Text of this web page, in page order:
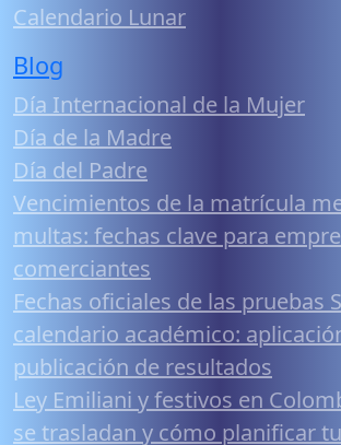
Calendario Lunar
Blog
Día Internacional de la Mujer
Día de la Madre
Día del Padre
Vencimientos de la matrícula
multas: fechas clave para
comerciantes
Fechas oficiales de las pruebas
calendario académico:
publicación de resultados
Ley Emiliani y festivos en
se trasladan y cómo planificar